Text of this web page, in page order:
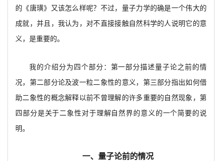
的《唐璜》又该怎么样呢？不过，量子力学的确是一个伟大的
成就，并且，我认为，对不直接接触自然科学的人说明它的意
义，是重要的。
我的介绍分为四个部分：第一部分描述量子论之前的情
况，第二部分论及波一粒二象性的意义，第三部分指出如何借
助二象性的概念解释以前不曾理解的许多重要的自然现象，第
四部分是关于二象性对于理解自然界的意义的一个简要的说
明。
一、量子论前的情况